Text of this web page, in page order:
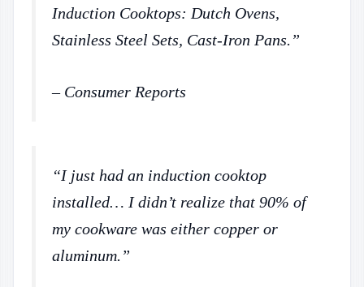
Induction Cooktops: Dutch Ovens,
Stainless Steel Sets, Cast-Iron Pans.”
– Consumer Reports
“I just had an induction cooktop
installed… I didn’t realize that 90% of
my cookware was either copper or
aluminum.”